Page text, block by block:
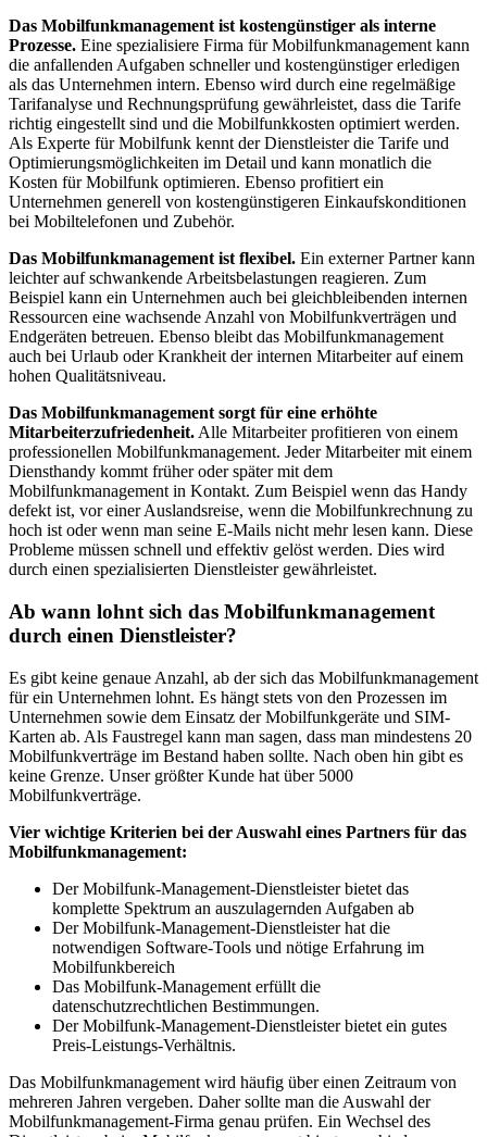
Das Mobilfunkmanagement ist kostengünstiger als interne
Prozesse. Eine spezialisiere Firma für Mobilfunkmanagement kann
die anfallenden Aufgaben schneller und kostengünstiger erledigen
als das Unternehmen intern. Ebenso wird durch eine regelmäßige
Tarifanalyse und Rechnungsprüfung gewährleistet, dass die Tarife
richtig eingestellt sind und die Mobilfunkkosten optimiert werden.
Als Experte für Mobilfunk kennt der Dienstleister die Tarife und
Optimierungsmöglichkeiten im Detail und kann monatlich die
Kosten für Mobilfunk optimieren. Ebenso profitiert ein
Unternehmen generell von kostengünstigeren Einkaufskonditionen
bei Mobiltelefonen und Zubehör.
Das Mobilfunkmanagement ist flexibel. Ein externer Partner kann
leichter auf schwankende Arbeitsbelastungen reagieren. Zum
Beispiel kann ein Unternehmen auch bei gleichbleibenden internen
Ressourcen eine wachsende Anzahl von Mobilfunkverträgen und
Endgeräten betreuen. Ebenso bleibt das Mobilfunkmanagement
auch bei Urlaub oder Krankheit der internen Mitarbeiter auf einem
hohen Qualitätsniveau.
Das Mobilfunkmanagement sorgt für eine erhöhte
Mitarbeiterzufriedenheit. Alle Mitarbeiter profitieren von einem
professionellen Mobilfunkmanagement. Jeder Mitarbeiter mit einem
Diensthandy kommt früher oder später mit dem
Mobilfunkmanagement in Kontakt. Zum Beispiel wenn das Handy
defekt ist, vor einer Auslandsreise, wenn die Mobilfunkrechnung zu
hoch ist oder wenn man seine E-Mails nicht mehr lesen kann. Diese
Probleme müssen schnell und effektiv gelöst werden. Dies wird
durch einen spezialisierten Dienstleister gewährleistet.
Ab wann lohnt sich das Mobilfunkmanagement
durch einen Dienstleister?
Es gibt keine genaue Anzahl, ab der sich das Mobilfunkmanagement
für ein Unternehmen lohnt. Es hängt stets von den Prozessen im
Unternehmen sowie dem Einsatz der Mobilfunkgeräte und SIM-
Karten ab. Als Faustregel kann man sagen, dass man mindestens 20
Mobilfunkverträge im Bestand haben sollte. Nach oben hin gibt es
keine Grenze. Unser größter Kunde hat über 5000
Mobilfunkverträge.
Vier wichtige Kriterien bei der Auswahl eines Partners für das
Mobilfunkmanagement:
Der Mobilfunk-Management-Dienstleister bietet das
komplette Spektrum an auszulagernden Aufgaben ab
Der Mobilfunk-Management-Dienstleister hat die
notwendigen Software-Tools und nötige Erfahrung im
Mobilfunkbereich
Das Mobilfunk-Management erfüllt die
datenschutzrechtlichen Bestimmungen.
Der Mobilfunk-Management-Dienstleister bietet ein gutes
Preis-Leistungs-Verhältnis.
Das Mobilfunkmanagement wird häufig über einen Zeitraum von
mehreren Jahren vergeben. Daher sollte man die Auswahl der
Mobilfunkmanagement-Firma genau prüfen. Ein Wechsel des